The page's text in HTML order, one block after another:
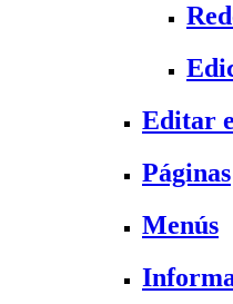
Editar
Páginas
Menús